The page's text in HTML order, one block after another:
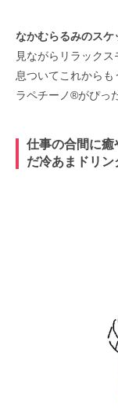
なかむらるみのスケ
見ながらリラック
息ついてこれからも
ラペチーノ®がぴっ
仕事の合間に
だ冷あまドリ